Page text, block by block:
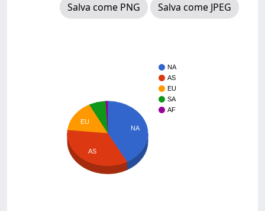
Salva come PNG
Salva come JPEG
NA
AS
EU
SA
AF
NA
EU
AS